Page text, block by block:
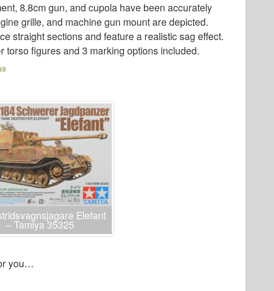
8.8cm gun, and cupola have been accurately
grille, and machine gun mount are depicted.
straight sections and feature a realistic sag effect.
torso figures and 3 marking options included.
Elefant
– Tamiya 35325
you…